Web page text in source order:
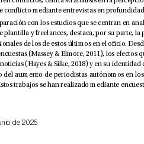
enero-junio de 2025